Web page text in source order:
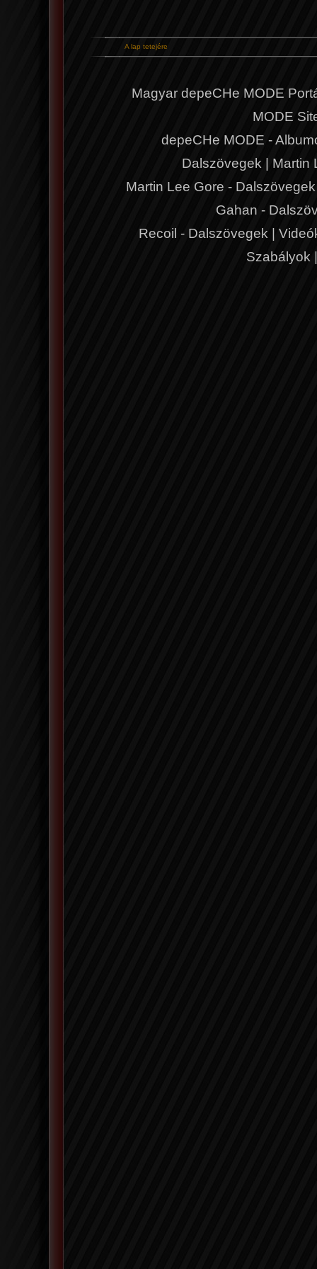
A lap tetejére
Magyar depeCHe MODE
MODE
depeCHe MODE -
Dalszövegek
Martin
Martin Lee Gore - Dalszövegek
Gahan -
Recoil - Dalszövegek
Szabályok